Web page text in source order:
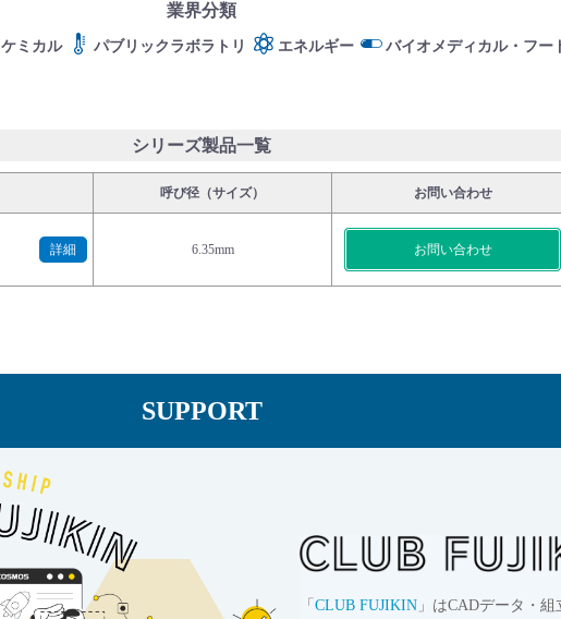
業界分類
ケミカル パブリックラボラトリ エネルギー バイオメディカル・フー
シリーズ製品一覧
呼び径（サイズ） お問い合わせ
詳細 6.35mm お問い合わせ
SUPPORT
「 CLUB FUJIKIN 」はCADデータ・